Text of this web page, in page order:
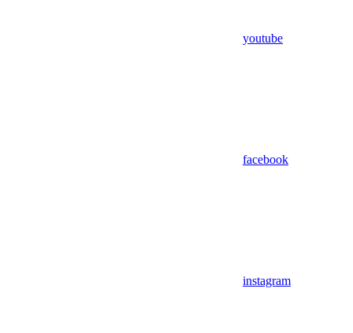
youtube
facebook
instagram